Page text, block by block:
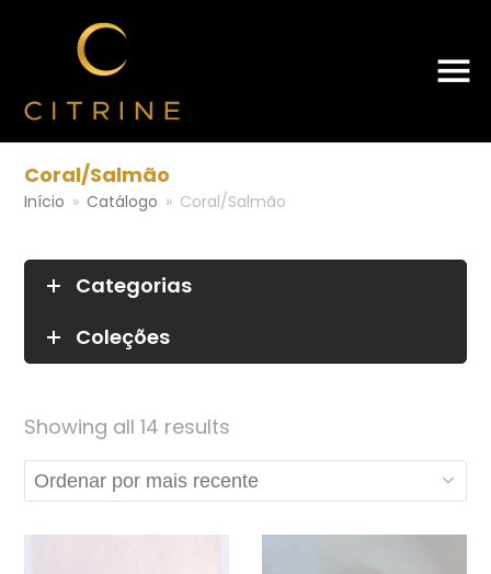
Coral/Salmão
Início » Catálogo » Coral/Salmão
Categorias
Coleções
Showing all 14 results
by
latest